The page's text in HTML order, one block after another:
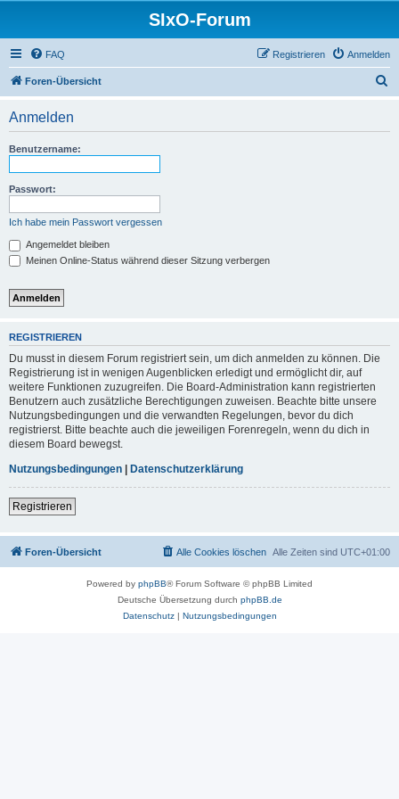
SIxO-Forum
FAQ Anmelden
Registrieren
Foren-Übersicht
Anmelden
Benutzername:
Passwort:
Ich habe mein Passwort vergessen
Angemeldet bleiben
Meinen Online-Status während dieser Sitzung verbergen
REGISTRIEREN
Du musst in diesem Forum registriert sein, um dich anmelden zu können. Die
Registrierung ist in wenigen Augenblicken erledigt und ermöglicht dir, auf
weitere Funktionen zuzugreifen. Die Board-Administration kann registrierten
Benutzern auch zusätzliche Berechtigungen zuweisen. Beachte bitte unsere
Nutzungsbedingungen und die verwandten Regelungen, bevor du dich
registrierst. Bitte beachte auch die jeweiligen Forenregeln, wenn du dich in
diesem Board bewegst.
Nutzungsbedingungen | Datenschutzerklärung
Registrieren
Foren-Übersicht Alle Zeiten sind UTC+01:00
Alle Cookies löschen
Powered by phpBB® Forum Software © phpBB Limited
Deutsche Übersetzung durch phpBB.de
Datenschutz| Nutzungsbedingungen